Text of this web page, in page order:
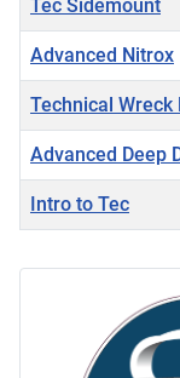
Tec Sidemount
Advanced Nitrox
Technical Wreck
Advanced Deep
Intro to Tec